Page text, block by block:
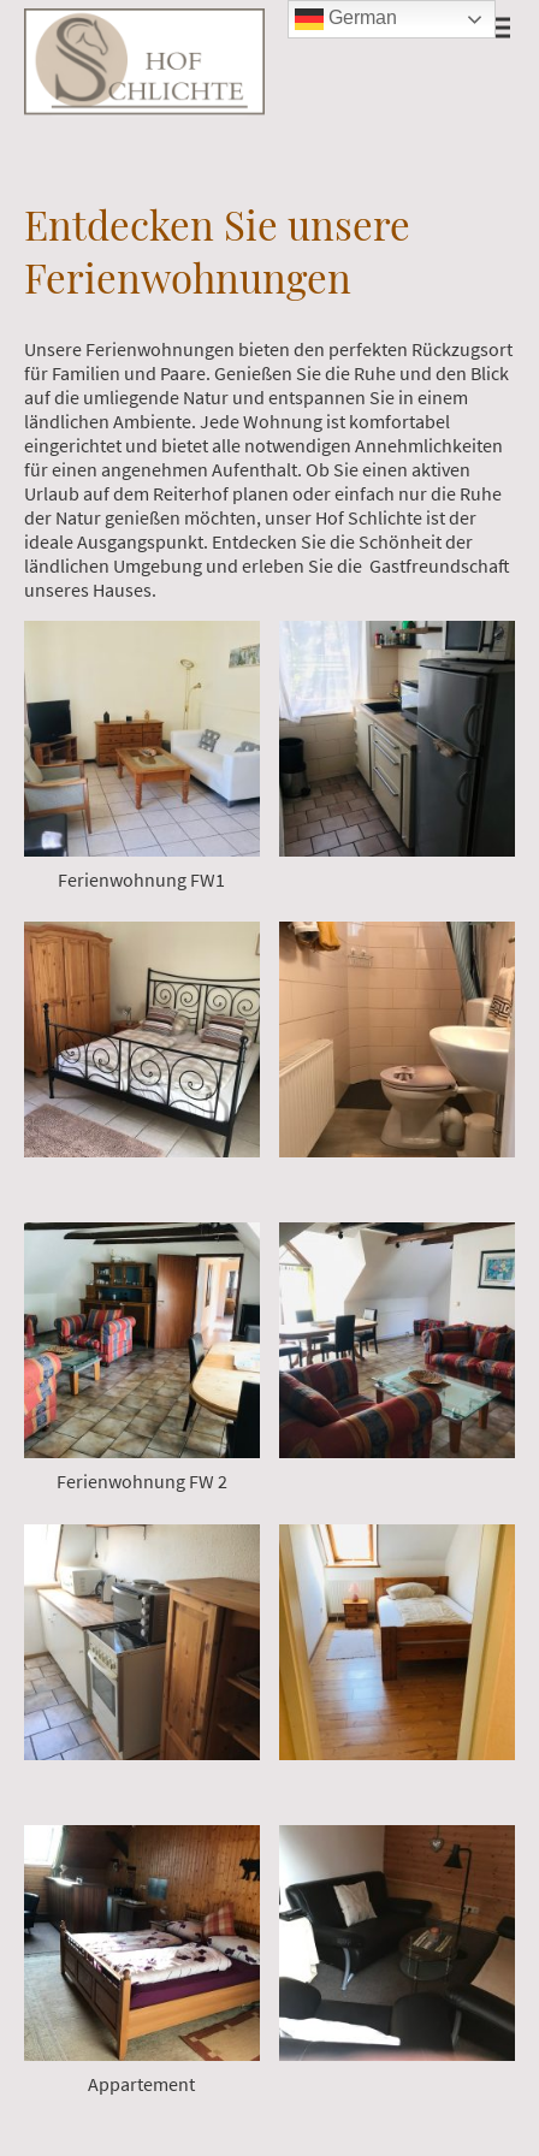
Entdecken Sie unsere
Ferienwohnungen
Unsere Ferienwohnungen bieten den perfekten Rückzugsort
für Familien und Paare. Genießen Sie die Ruhe und den Blick
auf die umliegende Natur und entspannen Sie in einem
ländlichen Ambiente. Jede Wohnung ist komfortabel
eingerichtet und bietet alle notwendigen Annehmlichkeiten
für einen angenehmen Aufenthalt. Ob Sie einen aktiven
Urlaub auf dem Reiterhof planen oder einfach nur die Ruhe
der Natur genießen möchten, unser Hof Schlichte ist der
ideale Ausgangspunkt. Entdecken Sie die Schönheit der
ländlichen Umgebung und erleben Sie die Gastfreundschaft
unseres Hauses.
Ferienwohnung FW1
Ferienwohnung FW 2
Appartement
German